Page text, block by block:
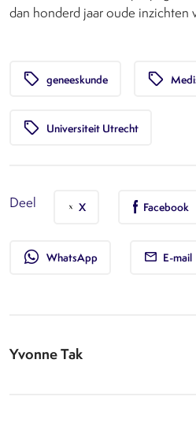
dan honderd jaar oude inzichten
local_offer geneeskunde local_offer
local_offer Universiteit Utrecht
Deel X Facebook
whatsapp WhatsApp E-mail
Yvonne Tak